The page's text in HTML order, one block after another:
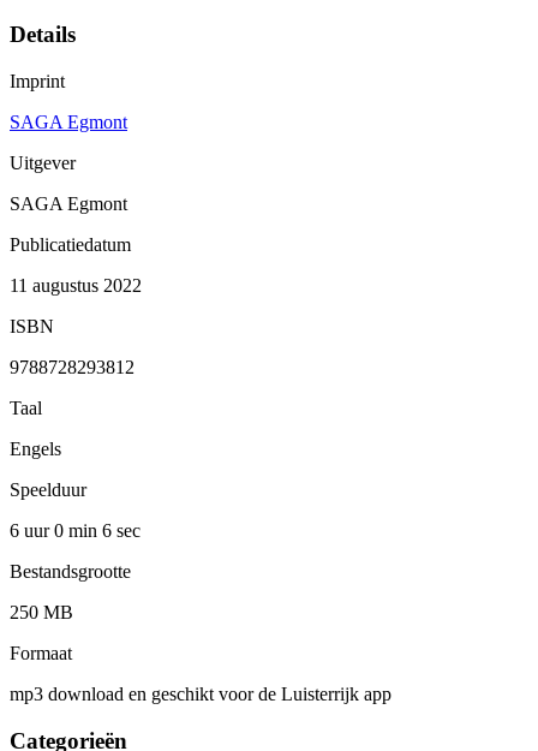
Details
Imprint
SAGA Egmont
Uitgever
SAGA Egmont
Publicatiedatum
11 augustus 2022
ISBN
9788728293812
Taal
Engels
Speelduur
6 uur 0 min 6 sec
Bestandsgrootte
250 MB
Formaat
mp3 download en geschikt voor de Luisterrijk app
Categorieën